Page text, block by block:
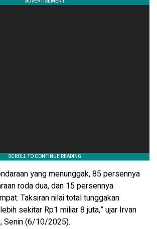
yang menunggak, 85 persennya
roda dua, dan 15 persennya
Taksiran nilai total tunggakan
sekitar Rp1 miliar 8 juta,” ujar Irvan
Senin (6/10/2025).